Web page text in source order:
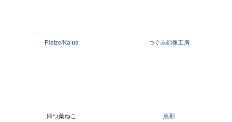
Platze/Kaiua つぐみ幻像工房
四つ葉ねこ 恵那